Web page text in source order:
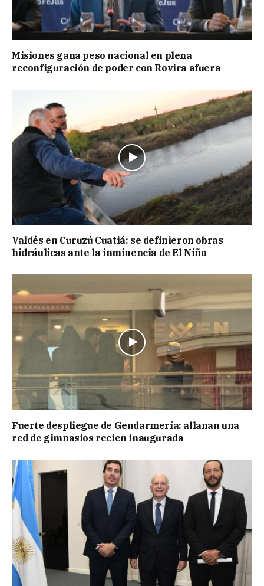
Misiones gana peso nacional en plena
reconfiguración de poder con Rovira afuera
Valdés en Curuzú Cuatiá: se definieron obras
hidráulicas ante la inminencia de El Niño
Fuerte despliegue de Gendarmería: allanan una
red de gimnasios recien inaugurada